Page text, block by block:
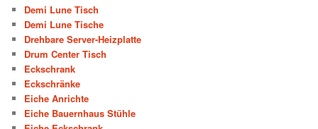
Demi Lune Tisch
Demi Lune Tische
Drehbare Server-Heizplatte
Drum Center Tisch
Eckschrank
Eckschränke
Eiche Anrichte
Eiche Bauernhaus Stühle